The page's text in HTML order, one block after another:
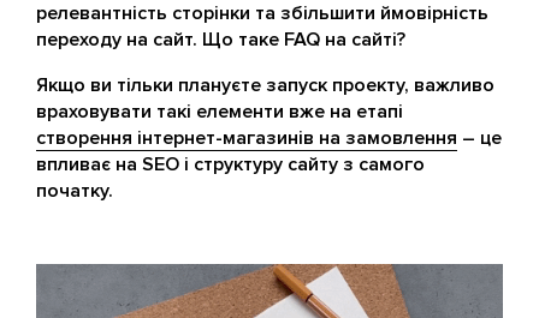
релевантність сторінки та збільшити ймовірність
переходу на сайт. Що таке FAQ на сайті?
Якщо ви тільки плануєте запуск проекту, важливо
враховувати такі елементи вже на етапі
створення інтернет-магазинів на замовлення – це
впливає на SEO і структуру сайту з самого
початку.